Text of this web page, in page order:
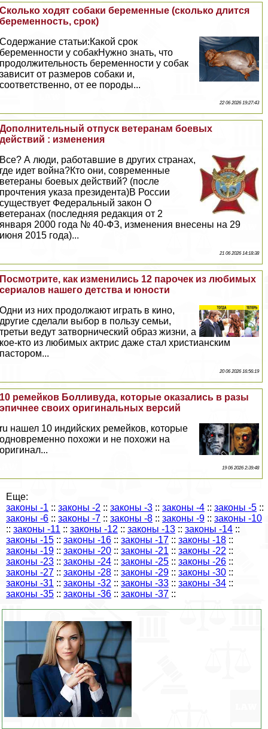
Сколько ходят собаки беременные (сколько длится
беременность, срок)
Содержание статьи:Какой срок
беременности у собакНужно знать, что
продолжительность беременности у собак
зависит от размеров собаки и,
соответственно, от ее породы...
22 06 2026 19:27:43
Дополнительный отпуск ветеранам боевых
действий : изменения
Все? А люди, работавшие в других странах,
где идет война?Кто они, современные
ветераны боевых действий? (после
прочтения указа президента)В России
существует Федеральный закон О
ветеранах (последняя редакция от 2
января 2000 года № 40-ФЗ, изменения внесены на 29
июня 2015 года)...
21 06 2026 14:18:38
Посмотрите, как изменились 12 парочек из любимых
сериалов нашего детства и юности
Одни из них продолжают играть в кино,
другие сделали выбор в пользу семьи,
третьи ведут затворнический образ жизни, а
кое-кто из любимых актрис даже стал христианским
пастором...
20 06 2026 16:56:19
10 ремейков Болливуда, которые оказались в разы
эпичнее своих оригинальных версий
ru нашел 10 индийских ремейков, которые
одновременно похожи и не похожи на
оригинал...
19 06 2026 2:39:48
Еще:
законы -1 :: законы -2 :: законы -3 :: законы -4 :: законы -5 ::
законы -6 :: законы -7 :: законы -8 :: законы -9 :: законы -10
:: законы -11 :: законы -12 :: законы -13 :: законы -14 ::
законы -15 :: законы -16 :: законы -17 :: законы -18 ::
законы -19 :: законы -20 :: законы -21 :: законы -22 ::
законы -23 :: законы -24 :: законы -25 :: законы -26 ::
законы -27 :: законы -28 :: законы -29 :: законы -30 ::
законы -31 :: законы -32 :: законы -33 :: законы -34 ::
законы -35 :: законы -36 :: законы -37 ::